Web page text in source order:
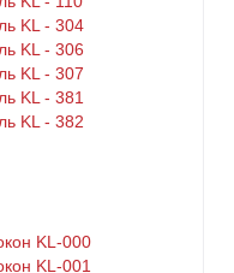
KL - 304
KL - 306
KL - 307
KL - 381
KL - 382
KL-000
KL-001